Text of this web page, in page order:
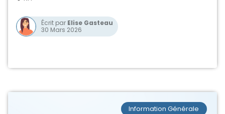
Écrit par Elise Gasteau
30 Mars 2026
Information Générale